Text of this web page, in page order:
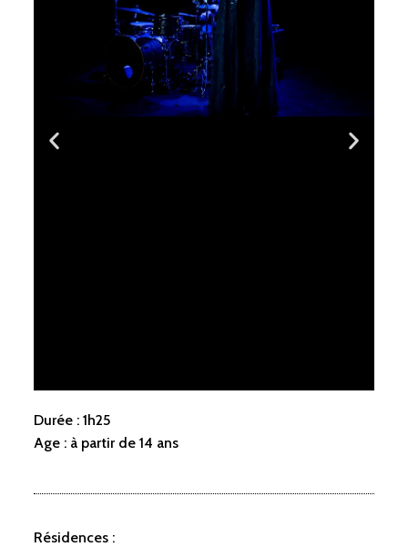
Durée : 1h25
Age : à partir de 14 ans
Résidences :